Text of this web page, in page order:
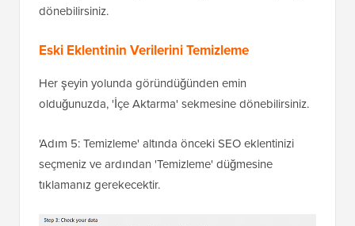
dönebilirsiniz.
Eski Eklentinin Verilerini Temizleme
Her şeyin yolunda göründüğünden emin
olduğunuzda, 'İçe Aktarma' sekmesine dönebilirsiniz.
'Adım 5: Temizleme' altında önceki SEO eklentinizi
seçmeniz ve ardından 'Temizleme' düğmesine
tıklamanız gerekecektir.